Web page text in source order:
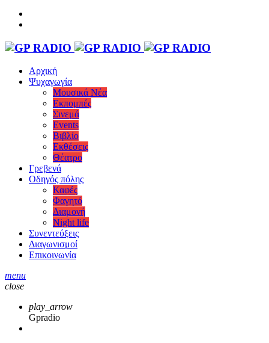
Αρχική
Ψυχαγωγία
Μουσικά Νέα
Εκπομπές
Σινεμά
Events
Βιβλίο
Εκθέσεις
Θέατρο
Γρεβενά
Οδηγός πόλης
Καφές
Φαγητό
Διαμονή
Night life
Συνεντεύξεις
Διαγωνισμοί
Επικοινωνία
menu
close
play_arrow
Gpradio